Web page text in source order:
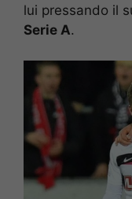
lui pressando il
Serie A.